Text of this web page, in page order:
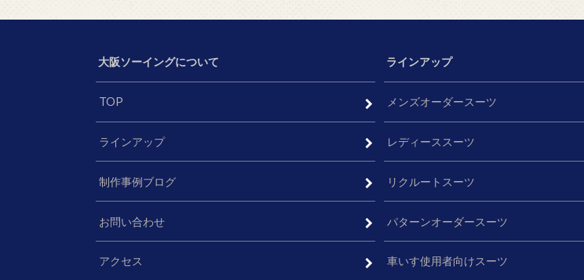
大阪ソーイングについて
TOP
ラインアップ
制作事例ブログ
お問い合わせ
アクセス
ラインアップ
メンズオーダースーツ
レディーススーツ
リクルートスーツ
パターンオーダースーツ
車いす使用者向けスーツ